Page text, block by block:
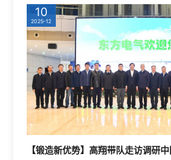
10
2025-12
【锻造新优势】高翔带队走访调研